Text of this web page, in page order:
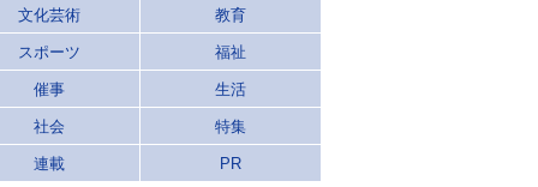
文化芸術 教育
スポーツ 福祉
催事 生活
社会 特集
連載 PR